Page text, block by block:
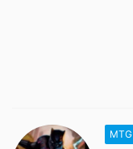
MTG